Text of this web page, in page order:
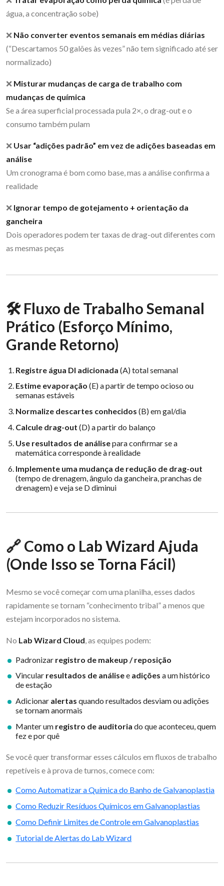
água, a concentração sobe)
❌ Não converter eventos semanais em médias diárias
(“Descartamos 50 galões às vezes” não tem significado até ser
normalizado)
❌ Misturar mudanças de carga de trabalho com
mudanças de química
Se a área superficial processada pula 2×, o drag-out e o
consumo também pulam
❌ Usar “adições padrão” em vez de adições baseadas em
análise
Um cronograma é bom como base, mas a análise confirma a
realidade
❌ Ignorar tempo de gotejamento + orientação da
gancheira
Dois operadores podem ter taxas de drag-out diferentes com
as mesmas peças
🛠 Fluxo de Trabalho Semanal
Prático (Esforço Mínimo,
Grande Retorno)
Registre água DI adicionada (A) total semanal
Estime evaporação (E) a partir de tempo ocioso ou
semanas estáveis
Normalize descartes conhecidos (B) em gal/dia
Calcule drag-out (D) a partir do balanço
Use resultados de análisepara confirmar se a
matemática corresponde à realidade
Implemente uma mudança de redução de drag-out
(tempo de drenagem, ângulo da gancheira, pranchas de
drenagem) e veja se D diminui
🔗 Como o Lab Wizard Ajuda
(Onde Isso se Torna Fácil)
Mesmo se você começar com uma planilha, esses dados
rapidamente se tornam “conhecimento tribal” a menos que
estejam incorporados no sistema.
No Lab Wizard Cloud , as equipes podem:
Padronizar registro de makeup / reposição
Vincular resultados de análisee adições a um histórico
de estação
Adicionar alertas quando resultados desviam ou adições
se tornam anormais
Manter um registro de auditoria do que aconteceu, quem
fez e por quê
Se você quer transformar esses cálculos em fluxos de trabalho
repetíveis e à prova de turnos, comece com:
Como Automatizar a Química do Banho de Galvanoplastia
Como Reduzir Resíduos Químicos em Galvanoplastias
Como Definir Limites de Controle em Galvanoplastias
Tutorial de Alertas do Lab Wizard